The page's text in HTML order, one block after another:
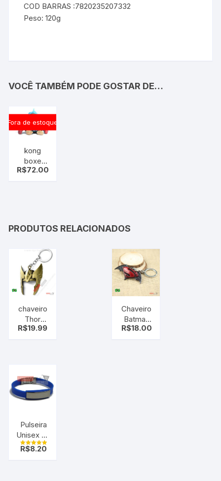
COD BARRAS :7820235207332
Peso: 120g
VOCÊ TAMBÉM PODE GOSTAR DE…
Fora de estoque
kong
boxe
urso de
R$72.00
PRODUTOS RELACIONADOS
chaveiro
Thor
marvel
R$19.99
Chaveiro
Batman
vs
R$18.00
Pulseira
Unisex de
Silicone
Azul com
Avaliação
R$8.20